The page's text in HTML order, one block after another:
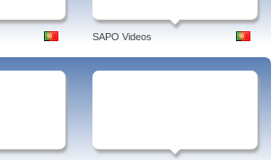
SAPO Videos